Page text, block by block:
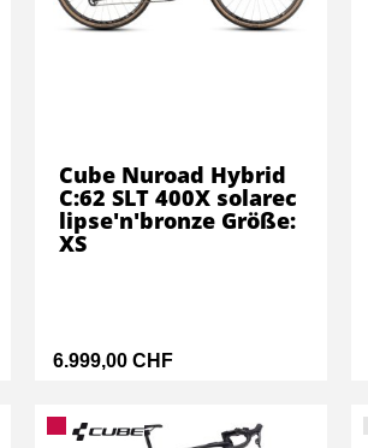
6.999,00 CHF
Cube Nuroad Hybrid
C:62 SLT 400X solarec
lipse'n'bronze Größe:
XS